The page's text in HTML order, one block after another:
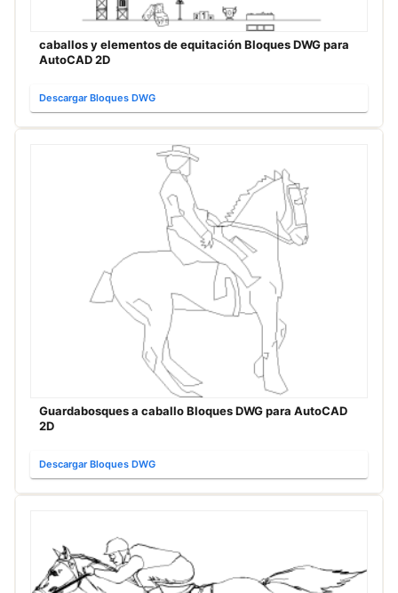
caballos y elementos de equitación Bloques DWG para
AutoCAD 2D
Descargar Bloques DWG
Guardabosques a caballo Bloques DWG para AutoCAD
2D
Descargar Bloques DWG